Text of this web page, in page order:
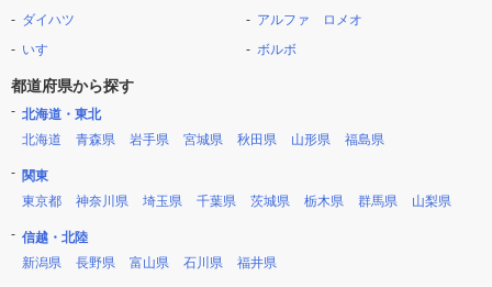
ダイハツ
いすゞ
アルファ ロメオ
ボルボ
都道府県から探す
北海道・東北
北海道
青森県 岩手県 宮城県 秋田県 山形県 福島県
関東
東京都
神奈川県 埼玉県 千葉県 茨城県 栃木県 群馬県 山梨県
信越・北陸
新潟県
長野県 富山県 石川県 福井県